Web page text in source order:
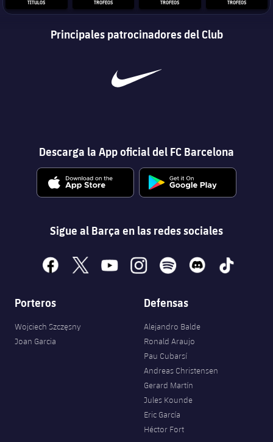
TÍTULOS TROFEOS TROFEOS TROFEOS
Principales patrocinadores del Club
Descarga la App oficial del FC Barcelona
Sigue al Barça en las redes sociales
facebook
x youtubeinstagramspotify discord tiktok
Porteros
Wojciech Szczęsny
Joan Garcia
Defensas
Alejandro Balde
Ronald Araujo
Pau Cubarsí
Andreas Christensen
Gerard Martín
Jules Kounde
Eric García
Héctor Fort